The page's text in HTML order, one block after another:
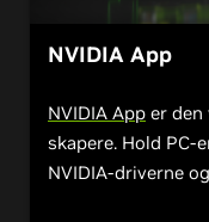
NVIDIA App
NVIDIA App er
skapere. Hold PC-
NVIDIA-driverne